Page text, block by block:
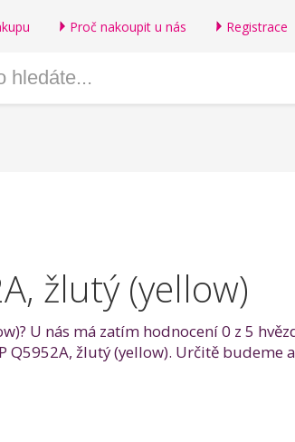
Proč nakoupit u nás Registrace
žlutý (yellow)
U nás má zatím hodnocení 0 z 5
žlutý (yellow). Určitě